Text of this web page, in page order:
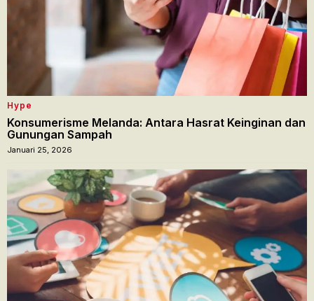
Hype
Konsumerisme Melanda: Antara Hasrat Keinginan dan
Gunungan Sampah
Januari 25, 2026